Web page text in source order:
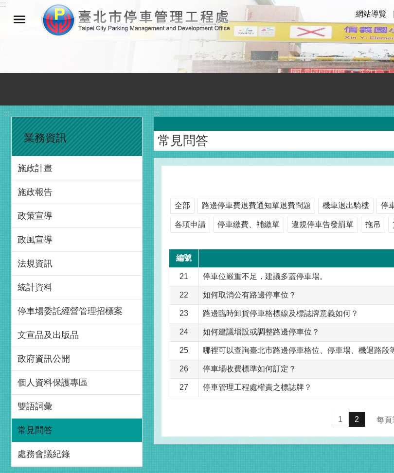
跳到主要內容區塊
:::
網站導覽
:::
業務資訊
施政計畫
施政報告
政策宣導
政風宣導
法規資訊
統計資料
停車場委託經營管理招標案
文宣品及出版品
政府資訊公開
個人資料保護專區
雙語詞彙
常見問答
處務會議紀錄
:::
常見問答
全部 路邊停車費退費通知單退費問題 機車退出騎樓 停
各項申請 停車繳費、補繳單 違規停車告發罰單 拖吊
編號
21 停車位嚴重不足，建議多蓋停車場。
22 如何取消公有路邊停車位？
23 路邊臨時卸貨停車格標線及標誌牌意義如何？
24 如何建議增設或調整路邊停車位？
25 哪裡可以查詢臺北市路邊停車格位、停車場、機退路段
26 停車場收費標準如何訂定？
27 停車管理工程處權責之標誌牌？
1 2 每頁